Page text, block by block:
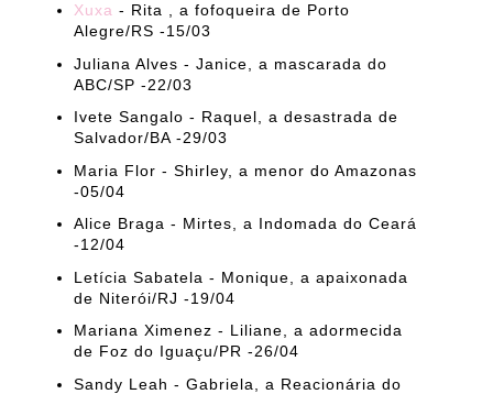
Xuxa - Rita , a fofoqueira de Porto
Alegre/RS -15/03
Juliana Alves - Janice, a mascarada do
ABC/SP -22/03
Ivete Sangalo - Raquel, a desastrada de
Salvador/BA -29/03
Maria Flor - Shirley, a menor do Amazonas
-05/04
Alice Braga - Mirtes, a Indomada do Ceará
-12/04
Letícia Sabatela - Monique, a apaixonada
de Niterói/RJ -19/04
Mariana Ximenez - Liliane, a adormecida
de Foz do Iguaçu/PR -26/04
Sandy Leah - Gabriela, a Reacionária do